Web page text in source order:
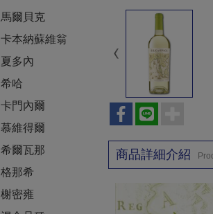
馬爾貝克
卡本納蘇維翁
夏多內
希哈
卡門內爾
慕維得爾
希爾瓦那
格那希
榭密雍
商品詳細介紹